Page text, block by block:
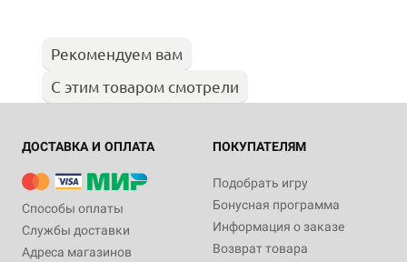
Рекомендуем вам
С этим товаром смотрели
ДОСТАВКА И ОПЛАТА
Способы оплаты
Службы доставки
Адреса магазинов
ПОКУПАТЕЛЯМ
Подобрать игру
Бонусная программа
Информация о заказе
Возврат товара